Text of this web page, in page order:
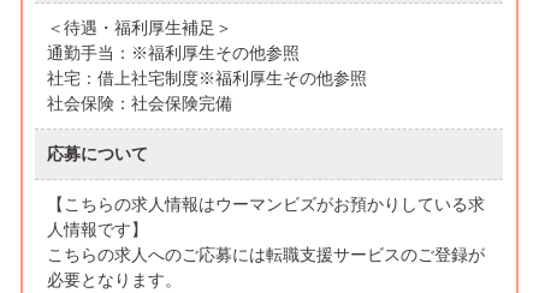
＜待遇・福利厚生補足＞
通勤手当：※福利厚生その他参照
社宅：借上社宅制度※福利厚生その他参照
社会保険：社会保険完備
応募について
【こちらの求人情報はウーマンビズがお預かりしている求
人情報です】
こちらの求人へのご応募には転職支援サービスのご登録が
必要となります。